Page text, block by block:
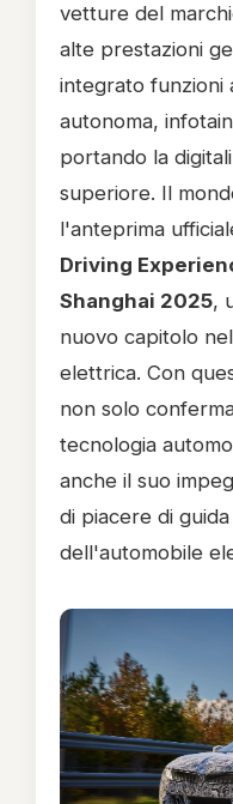
vetture del
alte prestazioni
integrato funzioni
autonoma,
portando la
superiore. Il
l'anteprima
Driving
Shanghai 2025,
nuovo capitolo
elettrica. Con
non solo
tecnologia
anche il suo
di piacere di
dell'automobile